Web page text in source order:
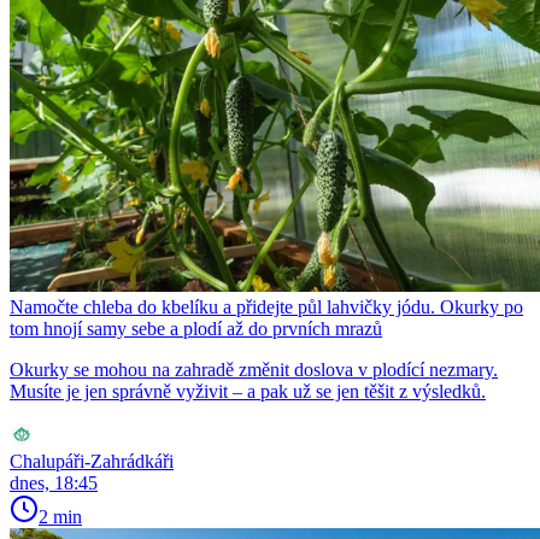
Namočte chleba do kbelíku a přidejte půl lahvičky jódu. Okurky po
tom hnojí samy sebe a plodí až do prvních mrazů
Okurky se mohou na zahradě změnit doslova v plodící nezmary.
Musíte je jen správně vyživit – a pak už se jen těšit z výsledků.
Chalupáři-Zahrádkáři
dnes, 18:45
2 min